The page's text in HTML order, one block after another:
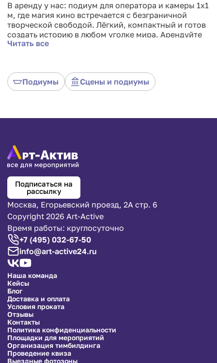
В аренду у нас: подиум для оператора и камеры 1x1
м, где магия кино встречается с безграничной
творческой свободой. Лёгкий, компактный и готов
создать историю в любом уголке мира. Арендуйте
уникальный опыт съемки, где каждый кадр — это
профессионализм и вдохновение соединяются,
чтобы придать вашим съемкам неповторимый
оттенок.
Читать все
Подиумы Сцены и подиумы
Подписаться на
рассылку
Москва, Егорьевский проезд, 2А стр. 6
Copyright 2026 Art-Active
Время работы: круглосуточно
+7 (495) 032-67-50
info@art-active24.ru
Наша команда
Кейсы
Блог
Доставка и оплата
Условия проката
Отзывы
Контакты
Политика конфиденциальности
Площадки для мероприятий
Организация тимбилдинга
Проведение квиза
Выездные фотозоны